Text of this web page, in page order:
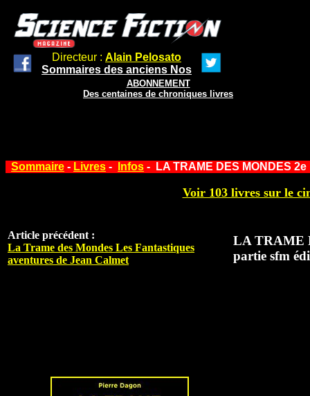
Directeur : Alain Pelosato
Sommaires des anciens Nos
ABONNEMENT
Des centaines de chroniques livres
Sommaire - Livres - Infos - LA TRAME DES MONDES
Voir 103 livres sur le
Article précédent :
La Trame des Mondes Les Fantastiques
aventures de Jean Calmet
LA TRAME
partie sfm